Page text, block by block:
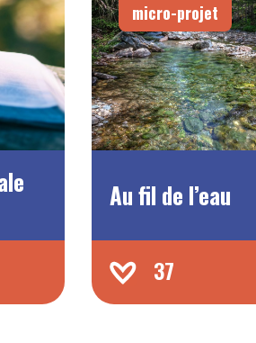
micro-projet
Au fil de l’eau
37